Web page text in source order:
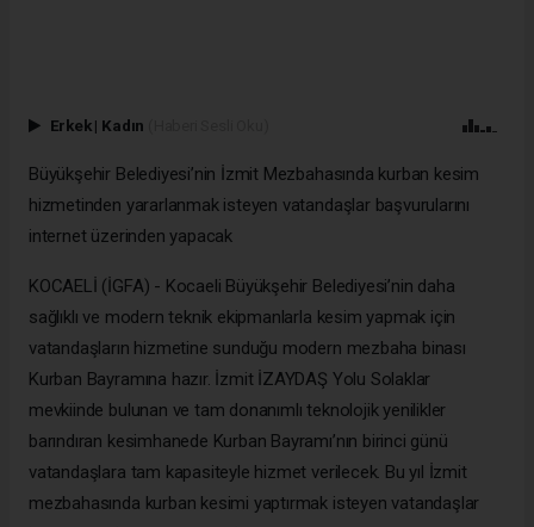
Erkek | Kadın
Büyükşehir Belediyesi’nin İzmit Mezbahasında kurban kesim
hizmetinden yararlanmak isteyen vatandaşlar başvurularını
internet üzerinden yapacak
KOCAELİ (İGFA) - Kocaeli Büyükşehir Belediyesi’nin daha
sağlıklı ve modern teknik ekipmanlarla kesim yapmak için
vatandaşların hizmetine sunduğu modern mezbaha binası
Kurban Bayramına hazır. İzmit İZAYDAŞ Yolu Solaklar
mevkiinde bulunan ve tam donanımlı teknolojik yenilikler
barındıran kesimhanede Kurban Bayramı’nın birinci günü
vatandaşlara tam kapasiteyle hizmet verilecek. Bu yıl İzmit
mezbahasında kurban kesimi yaptırmak isteyen vatandaşlar